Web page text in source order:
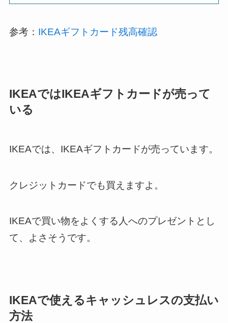
参考： IKEAギフトカード残高確認
IKEAではIKEAギフトカードが売って
いる
IKEAでは、IKEAギフトカードが売っています。
クレジットカードでも買えますよ。
IKEAで買い物をよくする人へのプレゼントとし
て、よさそうです。
IKEAで使えるキャッシュレスの支払い
方法